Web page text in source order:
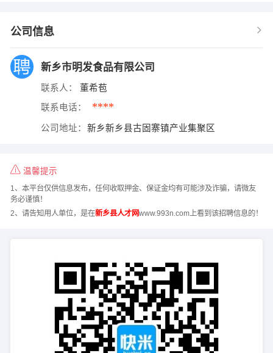
公司信息
新乡市明发食品有限公司
联系人： 董希苞
联系电话： ****
公司地址： 新乡新乡县古固寨镇产业集聚区
温馨提示
1、本平台仅供信息发布，任何收取押金、保证金均有可能涉及诈骗，请微友
务必谨慎！
2、请告知用人单位，是在新乡县人才网www.993n.com上看到该招聘信息的！